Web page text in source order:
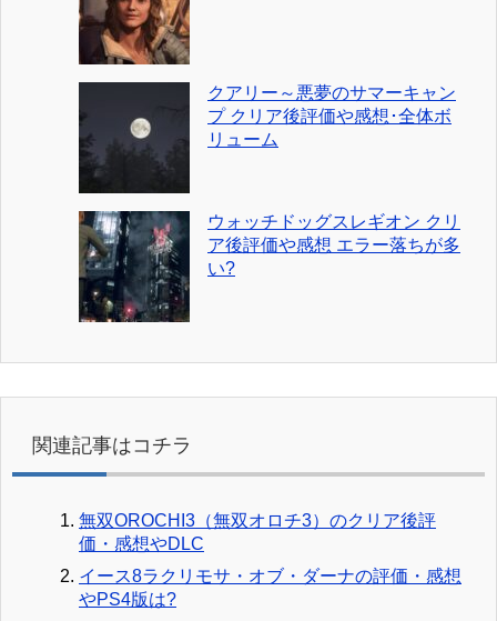
クアリー～悪夢のサマーキャン
プ クリア後評価や感想･全体ボ
リューム
ウォッチドッグスレギオン クリ
ア後評価や感想 エラー落ちが多
い?
関連記事はコチラ
無双OROCHI3（無双オロチ3）のクリア後評
価・感想やDLC
イース8ラクリモサ・オブ・ダーナの評価・感想
やPS4版は?